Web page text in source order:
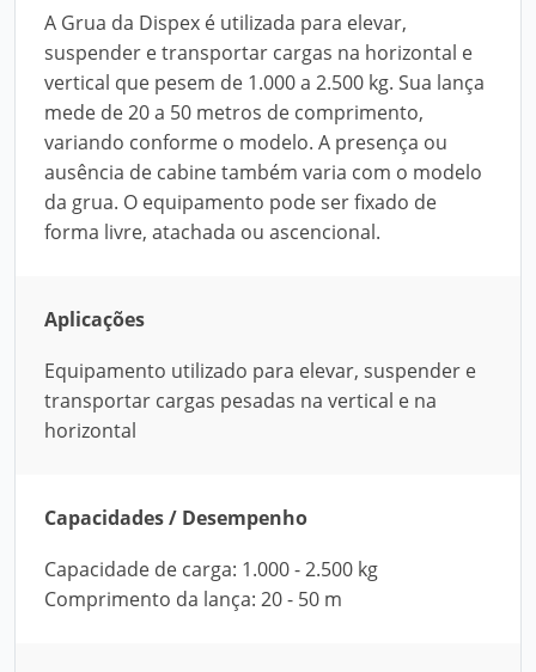
A Grua da Dispex é utilizada para elevar,
suspender e transportar cargas na horizontal e
vertical que pesem de 1.000 a 2.500 kg. Sua lança
mede de 20 a 50 metros de comprimento,
variando conforme o modelo. A presença ou
ausência de cabine também varia com o modelo
da grua. O equipamento pode ser fixado de
forma livre, atachada ou ascencional.
Aplicações
Equipamento utilizado para elevar, suspender e
transportar cargas pesadas na vertical e na
horizontal
Capacidades / Desempenho
Capacidade de carga: 1.000 - 2.500 kg
Comprimento da lança: 20 - 50 m